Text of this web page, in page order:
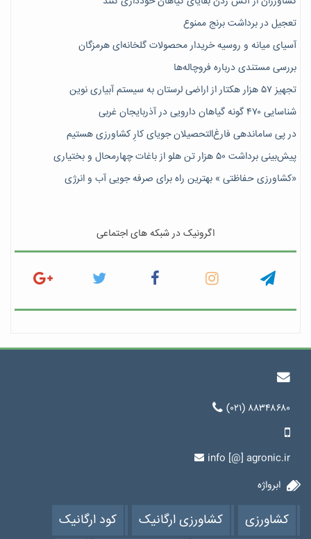
تعجیل در برداشت برنج ممنوع
آسیای میانه و روسیه خریدار محصولات گلخانه‌ای هرمزگان
بررسی مستندی درباره فروچاله‌ها
تجهیز ۵۷ هزار هکتار از اراضی لرستان به سیستم آبیاری نوین
شناسایی ۴۷٠ گونه گیاهان دارویی در آذربایجان غربی
در پی ساماندهی فارغ‌التحصیلان جویای کارِ کشاورزی هستیم
پیش‎‌بینی برداشت ۵۰ هزار تن هلو از باغات چهارمحال و بختیاری
«کشاورزی حفاظتی » بهترین راه برای صرفه جویی آب و انرژی
اگرونیک در شبکه های اجتماعی
(۰۲۱) ۸۸۳۴۸۶۸۰
info [@] agronic.ir
ابرواژه
کشاورزی کشاورزی ارگانیک کود ارگانیک